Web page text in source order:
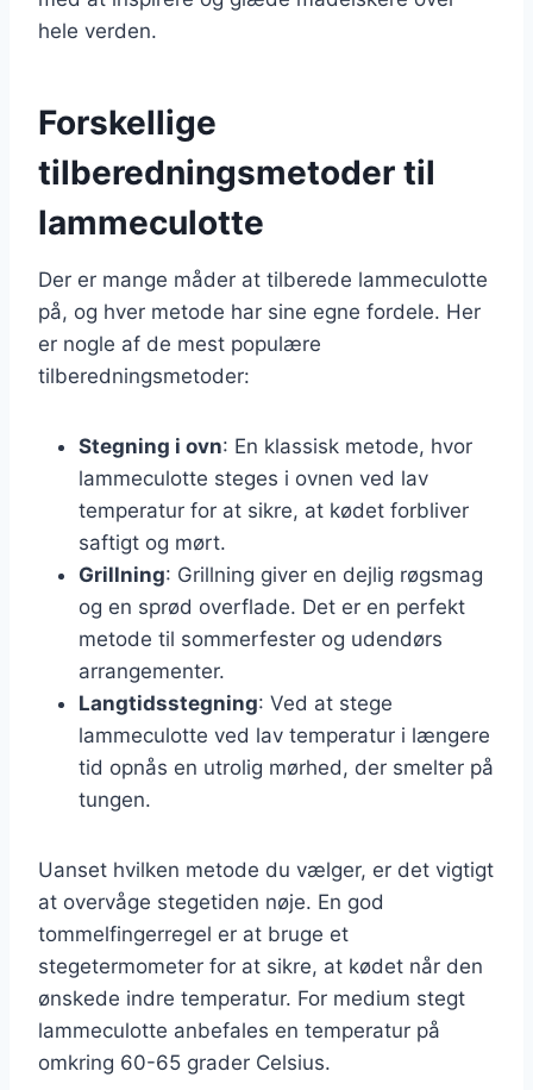
hele verden.
Forskellige
tilberedningsmetoder til
lammeculotte
Der er mange måder at tilberede lammeculotte
på, og hver metode har sine egne fordele. Her
er nogle af de mest populære
tilberedningsmetoder:
Stegning i ovn: En klassisk metode, hvor
lammeculotte steges i ovnen ved lav
temperatur for at sikre, at kødet forbliver
saftigt og mørt.
Grillning: Grillning giver en dejlig røgsmag
og en sprød overflade. Det er en perfekt
metode til sommerfester og udendørs
arrangementer.
Langtidsstegning: Ved at stege
lammeculotte ved lav temperatur i længere
tid opnås en utrolig mørhed, der smelter på
tungen.
Uanset hvilken metode du vælger, er det vigtigt
at overvåge stegetiden nøje. En god
tommelfingerregel er at bruge et
stegetermometer for at sikre, at kødet når den
ønskede indre temperatur. For medium stegt
lammeculotte anbefales en temperatur på
omkring 60-65 grader Celsius.